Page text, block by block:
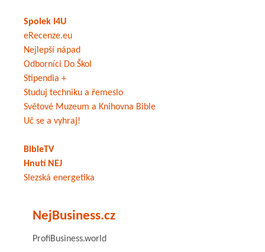
Spolek I4U
eRecenze.eu
Nejlepší nápad
Odborníci Do Škol
Stipendia +
Studuj techniku a řemeslo
Světové Muzeum a Knihovna Bible
Uč se a vyhraj!
BibleTV
Hnutí NEJ
Slezská energetika
NejBusiness.cz
ProfiBusiness.world